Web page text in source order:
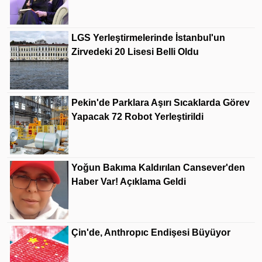
LGS Yerleştirmelerinde İstanbul'un
Zirvedeki 20 Lisesi Belli Oldu
Pekin'de Parklara Aşırı Sıcaklarda Görev
Yapacak 72 Robot Yerleştirildi
Yoğun Bakıma Kaldırılan Cansever'den
Haber Var! Açıklama Geldi
Çin'de, Anthropıc Endişesi Büyüyor